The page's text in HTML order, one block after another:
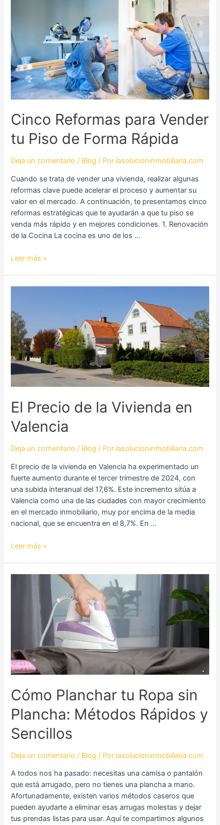
Cinco Reformas para Vender
tu Piso de Forma Rápida
Deja un comentario / Blog / Por lasolucioninmobiliaria.com
Cuando se trata de vender una vivienda, realizar algunas
reformas clave puede acelerar el proceso y aumentar su
valor en el mercado. A continuación, te presentamos cinco
reformas estratégicas que te ayudarán a que tu piso se
venda más rápido y en mejores condiciones. 1. Renovación
de la Cocina La cocina es uno de los …
Vender
tu
Piso
de
Forma
Rápida
Leer más »
El Precio de la Vivienda en
Valencia
Deja un comentario / Blog / Por lasolucioninmobiliaria.com
El precio de la vivienda en Valencia ha experimentado un
fuerte aumento durante el tercer trimestre de 2024, con
una subida interanual del 17,6%. Este incremento sitúa a
Valencia como una de las ciudades con mayor crecimiento
en el mercado inmobiliario, muy por encima de la media
nacional, que se encuentra en el 8,7%. En …
de
la
Vivienda
en
Valencia
Leer más »
Cómo Planchar tu Ropa sin
Plancha: Métodos Rápidos y
Sencillos
Deja un comentario / Blog / Por lasolucioninmobiliaria.com
A todos nos ha pasado: necesitas una camisa o pantalón
que está arrugado, pero no tienes una plancha a mano.
Afortunadamente, existen varios métodos caseros que
pueden ayudarte a eliminar esas arrugas molestas y dejar
tus prendas listas para usar. Aquí te compartimos algunos
Métodos
Rápidos
y